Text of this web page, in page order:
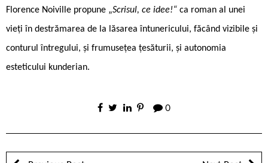
Florence Noiville propune „Scrisul, ce idee!“ ca roman al unei
vieți în destrămarea de la lăsarea întunericului, făcând vizibile și
conturul întregului, și frumusețea țesăturii, și autonomia
esteticului kunderian.
0